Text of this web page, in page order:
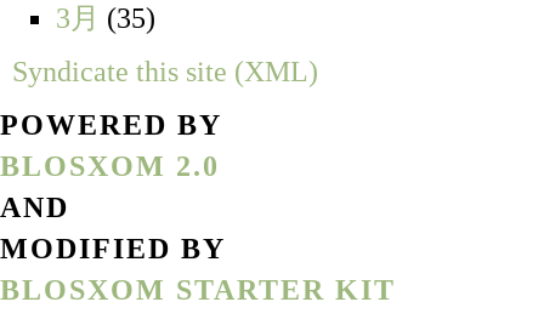
3月 (35)
Syndicate this site (XML)
POWERED BY
BLOSXOM 2.0
AND
MODIFIED BY
BLOSXOM STARTER KIT